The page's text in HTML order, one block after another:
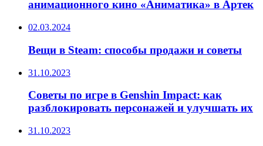
анимационного кино «Аниматика» в Артек
02.03.2024
Вещи в Steam: способы продажи и советы
31.10.2023
Советы по игре в Genshin Impact: как
разблокировать персонажей и улучшать их
31.10.2023